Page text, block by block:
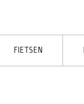
FIETSEN